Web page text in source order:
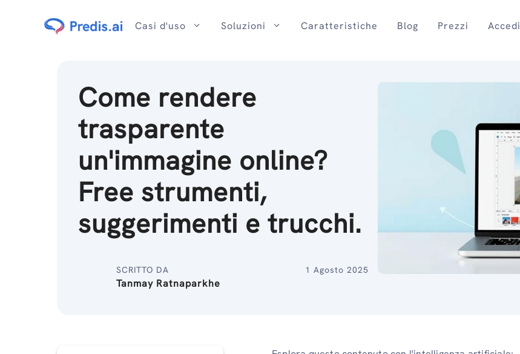
Casi d'uso Soluzioni Caratteristiche Blog Prezzi Accedi
Come rendere
trasparente
un'immagine online?
Free strumenti,
suggerimenti e trucchi.
SCRITTO DA
Tanmay Ratnaparkhe
1 Agosto 2025